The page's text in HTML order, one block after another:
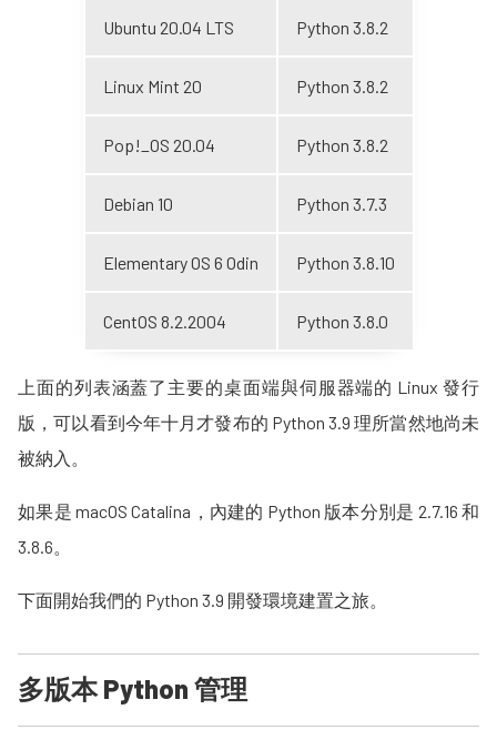
Ubuntu 20.04 LTS Python 3.8.2
Linux Mint 20 Python 3.8.2
Pop!_OS 20.04 Python 3.8.2
Debian 10 Python 3.7.3
Elementary OS 6 Odin Python 3.8.10
CentOS 8.2.2004 Python 3.8.0
上面的列表涵蓋了主要的桌面端與伺服器端的 Linux 發行
版，可以看到今年十月才發布的 Python 3.9 理所當然地尚未
被納入。
如果是 macOS Catalina，內建的 Python 版本分別是 2.7.16 和
3.8.6。
下面開始我們的 Python 3.9 開發環境建置之旅。
多版本 Python 管理